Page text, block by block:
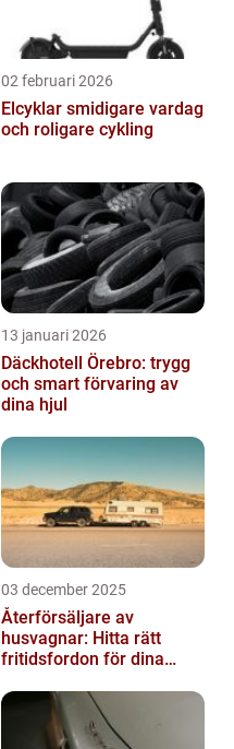
02 februari 2026
Elcyklar smidigare vardag
och roligare cykling
13 januari 2026
Däckhotell Örebro: trygg
och smart förvaring av
dina hjul
03 december 2025
Återförsäljare av
husvagnar: Hitta rätt
fritidsfordon för dina